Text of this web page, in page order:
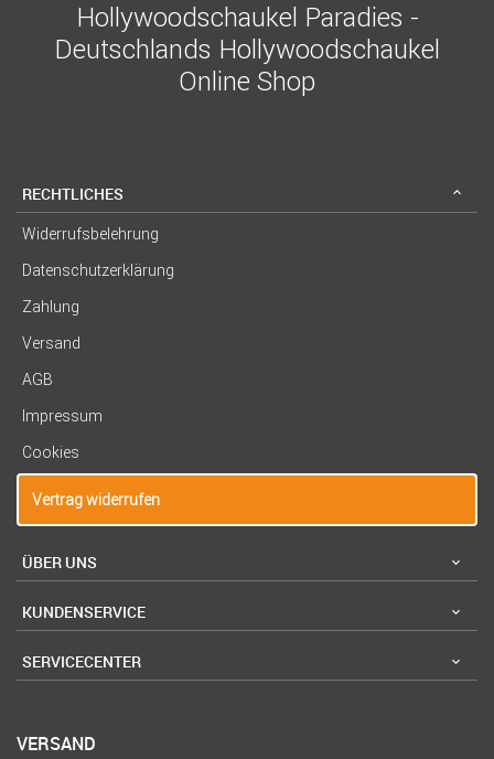
Hollywoodschaukel Paradies -
Deutschlands Hollywoodschaukel
Online Shop
RECHTLICHES
Widerrufsbelehrung
Datenschutzerklärung
Zahlung
Versand
AGB
Impressum
Cookies
Vertrag widerrufen
ÜBER UNS
KUNDENSERVICE
SERVICECENTER
VERSAND